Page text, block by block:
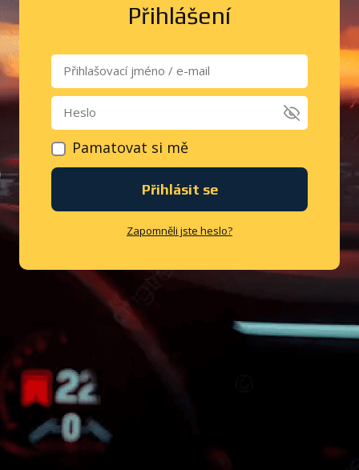
Přihlášení
Pamatovat si mě
Přihlásit se
Zapomněli jste heslo?